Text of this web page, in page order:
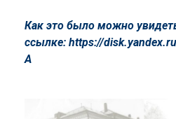
Как это было можно
ссылке: https://
A